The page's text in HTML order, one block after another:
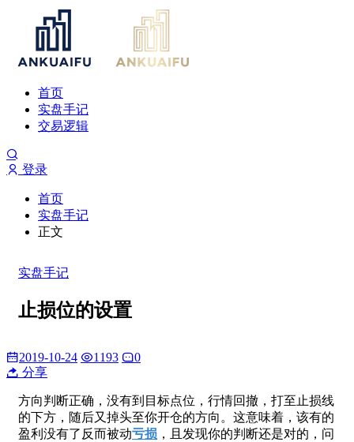
首页
实盘手记
交易逻辑
登录
首页
实盘手记
正文
实盘手记
止损位的设置
2019-10-24 1193
0
分享
方向判断正确，没有到目标点位，行情回撤，打至止损线
的下方，随后又掉头至你开仓的方向。这意味着，该有的
盈利没有了反而被动亏损 ，且发现你的判断还是对的，问